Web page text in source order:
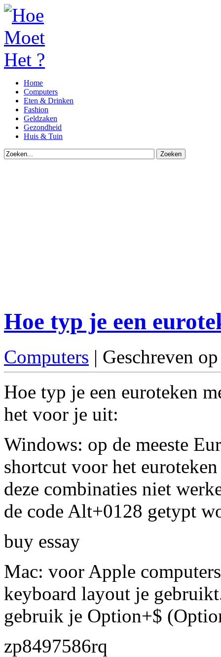
Home
Computers
Eten & Drinken
Fashion
Geldzaken
Gezondheid
Huis & Tuin
Hoe typ je een
Computers | Geschreven
Hoe typ je een euroteken
het voor je uit:
Windows: op de meeste
shortcut voor het
deze combinaties niet
de code Alt+0128 getypt
buy essay
Mac: voor Apple
keyboard layout je
gebruik je Option+$
zp8497586rq